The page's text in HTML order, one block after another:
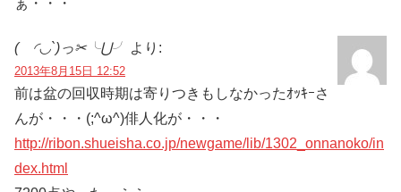
( ◜​​◡`)っ✂╰⋃╯ より:
2013年8月15日 12:52
前は盆の回収時期は寄りつきもしなかったｵｯｷｰさ
んが・・・(;^ω^)俳人化が・・・
http://ribon.shueisha.co.jp/newgame/lib/1302_onnanoko/in
dex.html